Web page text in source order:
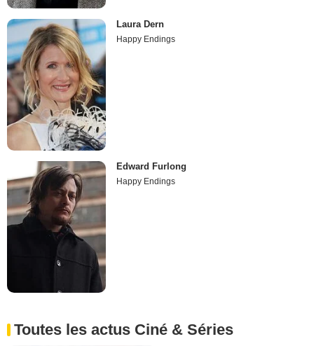
Laura Dern
Happy Endings
Edward Furlong
Happy Endings
Toutes les actus Ciné & Séries